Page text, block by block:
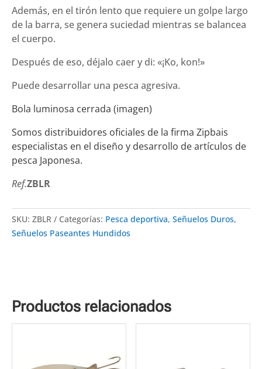
Además, en el tirón lento que requiere un golpe largo
de la barra, se genera suciedad mientras se balancea
el cuerpo.
Después de eso, déjalo caer y di: «¡Ko, kon!»
Puede desarrollar una pesca agresiva.
Bola luminosa cerrada (imagen)
Somos distribuidores oficiales de la firma Zipbais
especialistas en el diseño y desarrollo de artículos de
pesca Japonesa.
Ref.ZBLR
SKU: ZBLR Categorías: Pesca deportiva, Señuelos Duros,
Señuelos Paseantes Hundidos
Productos relacionados